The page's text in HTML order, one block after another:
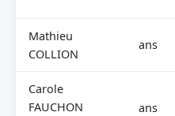
Mathieu
COLLION
ans
Carole
FAUCHON
ans